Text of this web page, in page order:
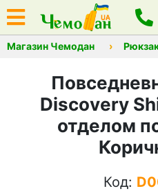
Магазин Чемодан
Discovery
отделом
Код: